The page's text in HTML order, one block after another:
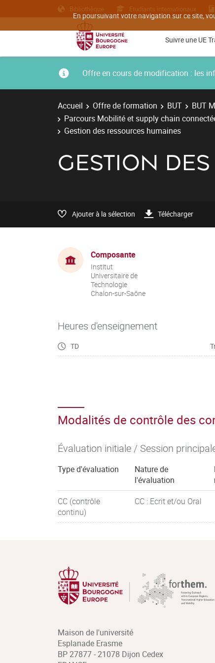
En poursuivant votre navigation sur ce site,
Bibliothèque Etudiants internationaux
Suivre une UE
Offre en cours de modification : les
Accueil Offre de formation BUT
BUT
Parcours Mobilité et supply chain
Gestion des ressources humaines
GESTION
Ajouter à la sélection Télécharger
Composante
Institut
Universitaire de
Technologie
Chalon-sur-Saône
Heures d'enseignement
TD
Modalités de contrôle des
Évaluation initiale / Session
Type d'évaluation
Nature de
l'évaluation
CC (contrôle
continu)
CC : Ecrit et/ou Oral
Maison de l'université
Esplanade Erasme
BP 27877 - 21078 Dijon Cedex